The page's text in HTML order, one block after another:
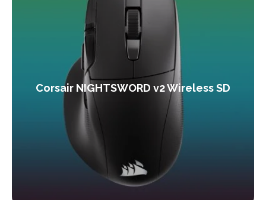
Corsair NIGHTSWORD v2 Wireless SD